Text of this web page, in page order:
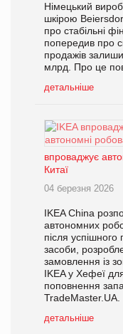
Німецький
шкірою
про стабільні
попередив про
продажів
млрд. Про це
детальніше
впроваджує
Китаї
04 березня 2026
IKEA China
автономних
після успішного
засоби,
замовлення із
IKEA у Хефеї
поповнення
TradeMaster.UA.
детальніше